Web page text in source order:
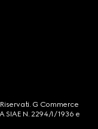
G Commerce
SIAE N. 2294/I/1936 e